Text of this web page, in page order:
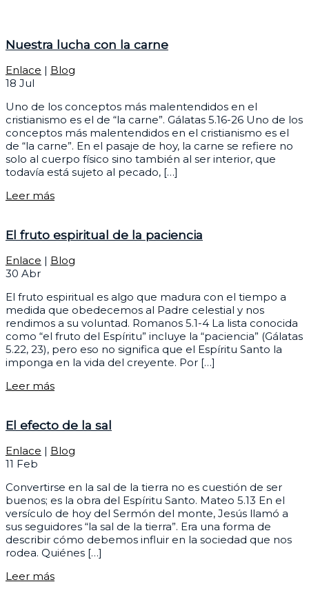
Nuestra lucha con la carne
Enlace | Blog
18 Jul
Uno de los conceptos más malentendidos en el
cristianismo es el de “la carne”. Gálatas 5.16-26 Uno de los
conceptos más malentendidos en el cristianismo es el
de “la carne”. En el pasaje de hoy, la carne se refiere no
solo al cuerpo físico sino también al ser interior, que
todavía está sujeto al pecado, […]
Leer más
El fruto espiritual de la paciencia
Enlace | Blog
30 Abr
El fruto espiritual es algo que madura con el tiempo a
medida que obedecemos al Padre celestial y nos
rendimos a su voluntad. Romanos 5.1-4 La lista conocida
como “el fruto del Espíritu” incluye la “paciencia” (Gálatas
5.22, 23), pero eso no significa que el Espíritu Santo la
imponga en la vida del creyente. Por […]
Leer más
El efecto de la sal
Enlace | Blog
11 Feb
Convertirse en la sal de la tierra no es cuestión de ser
buenos; es la obra del Espíritu Santo. Mateo 5.13 En el
versículo de hoy del Sermón del monte, Jesús llamó a
sus seguidores “la sal de la tierra”. Era una forma de
describir cómo debemos influir en la sociedad que nos
rodea. Quiénes […]
Leer más